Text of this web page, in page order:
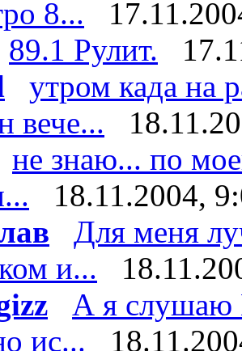
8...
89.1 Рулит.
утром када на
вече...
не знаю... по
18.11.2004,
Для меня
и...
А я слушаю
ис...